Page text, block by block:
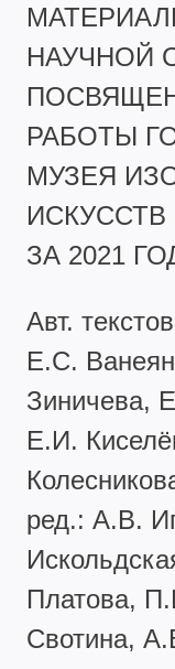
НАУЧНОЙ
РАБОТЫ
МУЗЕЯ
ЗА 2021
Авт.
Е.С.
Зиничева,
Е.И.
ред.: А.В.
Платова,
Свотина,